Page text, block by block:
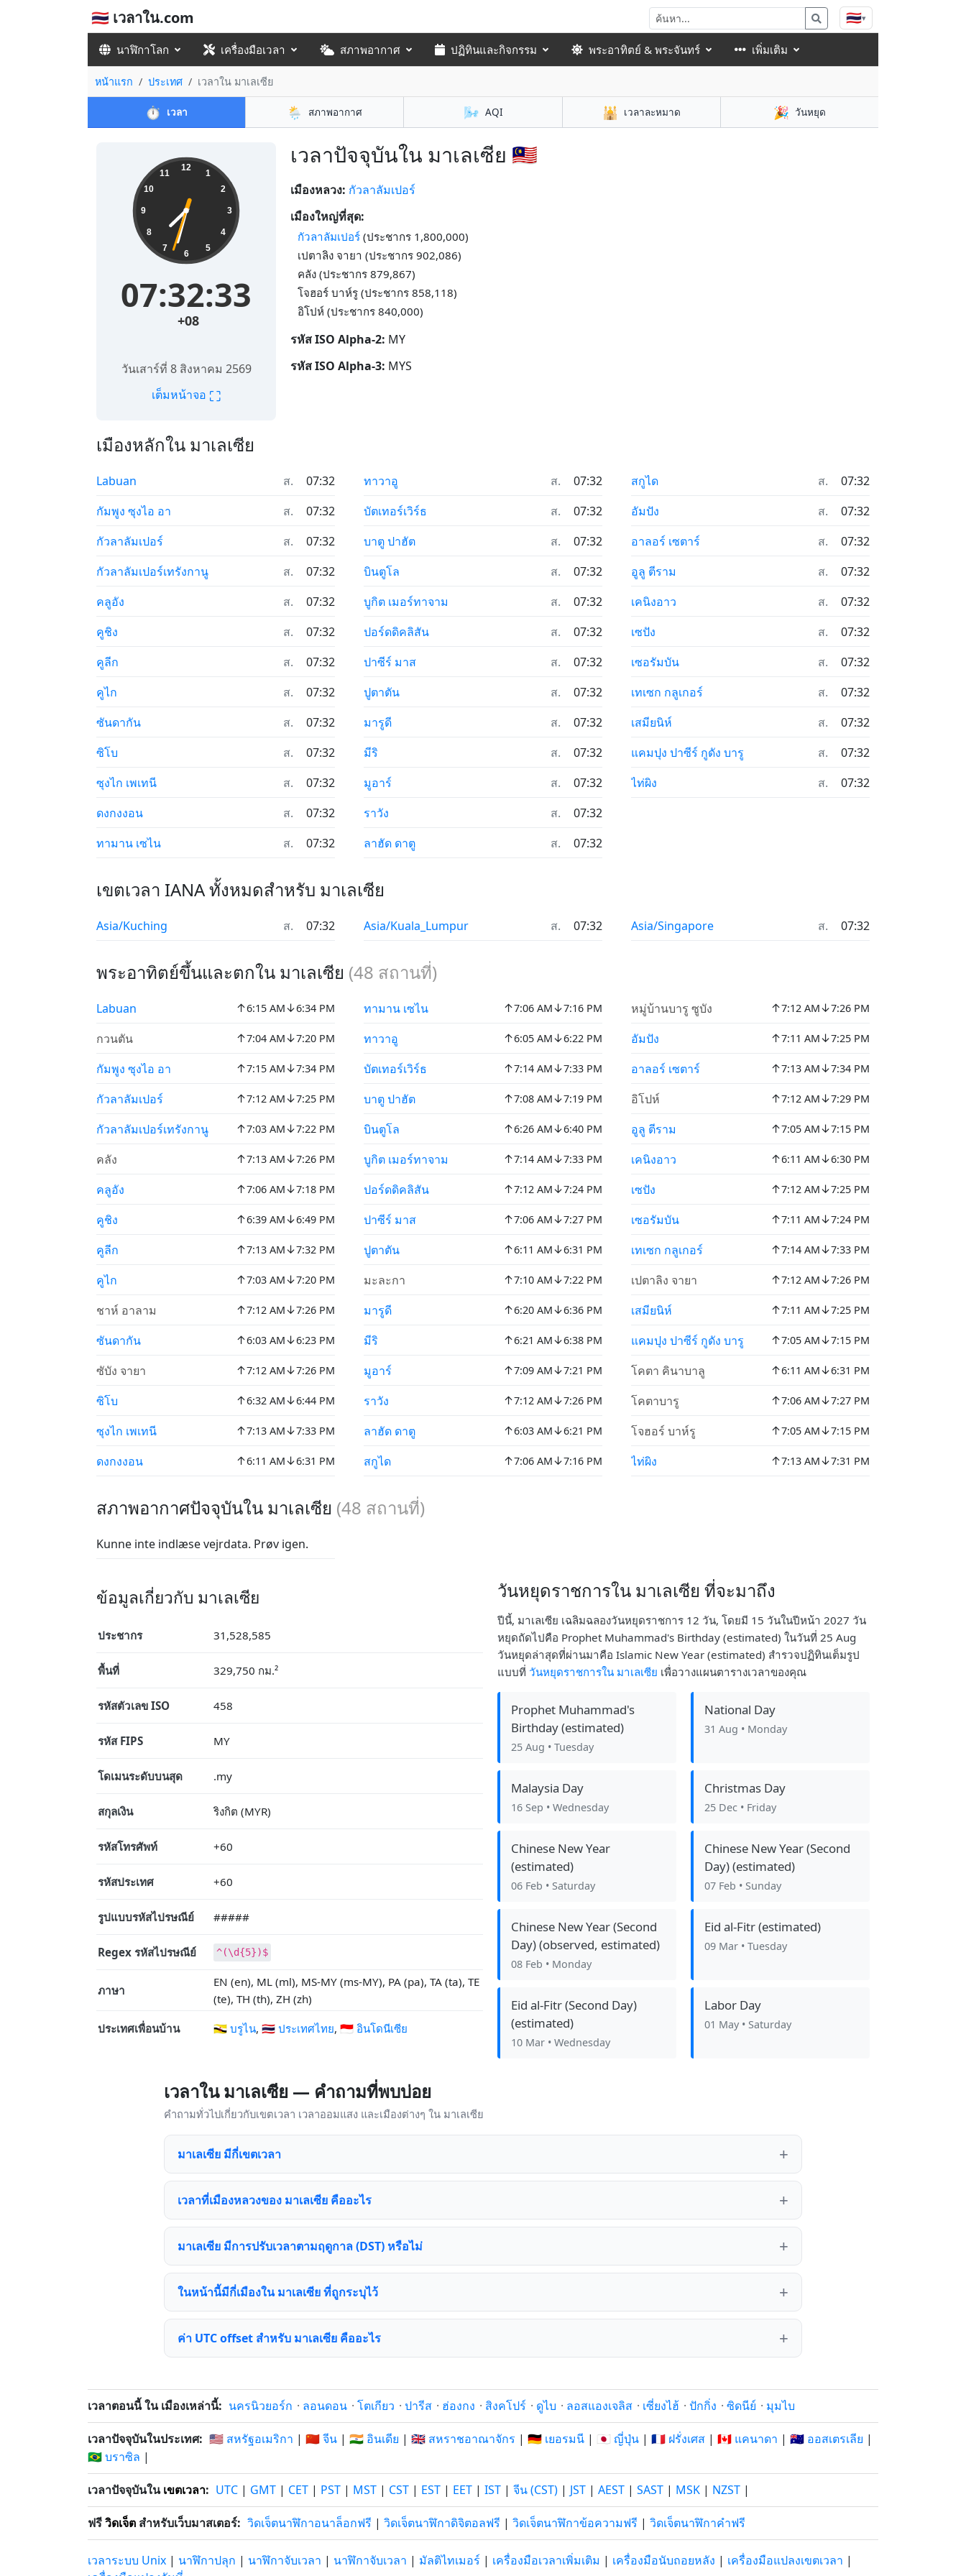
🇹🇭 เวลาใน.com 🇹🇭▾
นาฬิกาโลก เครื่องมือเวลา สภาพอากาศ ปฏิทินและกิจกรรม พระอาทิตย์ & พระจันทร์ เพิ่มเติม
หน้าแรก ประเทศ เวลาใน มาเลเซีย
⏱️ เวลา 🌦️ สภาพอากาศ 🌬️ AQI 🕌 เวลาละหมาด 🎉 วันหยุด
เวลาปัจจุบันใน มาเลเซีย 🇲🇾
12
1
2
3
4
5
6
7
8
9
10
11
07:32:33
+08
วันเสาร์ที่ 8 สิงหาคม 2569
เต็มหน้าจอ ⛶
เมืองหลวง: กัวลาลัมเปอร์
เมืองใหญ่ที่สุด:
กัวลาลัมเปอร์ (ประชากร 1,800,000)
เปตาลิง จายา (ประชากร 902,086)
คลัง (ประชากร 879,867)
โจฮอร์ บาห์รู (ประชากร 858,118)
อิโปห์ (ประชากร 840,000)
รหัส ISO Alpha-2: MY
รหัส ISO Alpha-3: MYS
เมืองหลักใน มาเลเซีย
Labuan ส.
07:32
กัมพูง ซุงไอ อา
ส.
07:32
กัวลาลัมเปอร์
ส.
07:32
กัวลาลัมเปอร์เทรังกานู
ส.
07:32
คลูอัง
ส.
07:32
คูชิง
ส.
07:32
คูลีก
ส.
07:32
คูไก
ส.
07:32
ซันดากัน
ส.
07:32
ซิโบ
ส.
07:32
ซุงไก เพเทนี
ส.
07:32
ดงกงงอน
ส.
07:32
ทามาน เซไน
ส. 07:32
ทาวาอู ส.
07:32
บัตเทอร์เวิร์ธ
ส.
07:32
บาตู ปาฮัต
ส.
07:32
บินตูโล
ส.
07:32
บูกิต เมอร์ทาจาม
ส.
07:32
ปอร์ดดิคลิสัน
ส.
07:32
ปาซีร์ มาส
ส.
07:32
ปูตาตัน
ส.
07:32
มารูดี
ส.
07:32
มีริ
ส.
07:32
มูอาร์
ส.
07:32
ราวัง
ส.
07:32
ลาฮัด ดาตู
ส. 07:32
สกูได ส.
07:32
อัมปัง
ส.
07:32
อาลอร์ เซตาร์
ส.
07:32
อูลู ตีราม
ส.
07:32
เคนิงอาว
ส.
07:32
เซปัง
ส.
07:32
เซอรัมบัน
ส.
07:32
เทเซก กลูเกอร์
ส.
07:32
เสมียนิห์
ส.
07:32
แคมปุง ปาซีร์ กูดัง บารู
ส.
07:32
ไท่ผิง
ส. 07:32
เขตเวลา IANA ทั้งหมดสำหรับ มาเลเซีย
Asia/Kuching ส. 07:32 Asia/Kuala_Lumpur ส. 07:32 Asia/Singapore ส. 07:32
พระอาทิตย์ขึ้นและตกใน มาเลเซีย (48 สถานที่)
Labuan ↑6:15 AM↓6:34 PM
กวนตัน ↑7:04 AM↓7:20 PM
กัมพูง ซุงไอ อา ↑7:15 AM↓7:34 PM
กัวลาลัมเปอร์ ↑7:12 AM↓7:25 PM
กัวลาลัมเปอร์เทรังกานู ↑7:03 AM↓7:22 PM
คลัง ↑7:13 AM↓7:26 PM
คลูอัง ↑7:06 AM↓7:18 PM
คูชิง ↑6:39 AM↓6:49 PM
คูลีก ↑7:13 AM↓7:32 PM
คูไก ↑7:03 AM↓7:20 PM
ชาห์ อาลาม ↑7:12 AM↓7:26 PM
ซันดากัน ↑6:03 AM↓6:23 PM
ซับัง จายา ↑7:12 AM↓7:26 PM
ซิโบ ↑6:32 AM↓6:44 PM
ซุงไก เพเทนี ↑7:13 AM↓7:33 PM
ดงกงงอน ↑6:11 AM↓6:31 PM
ทามาน เซไน ↑7:06 AM↓7:16 PM
ทาวาอู ↑6:05 AM↓6:22 PM
บัตเทอร์เวิร์ธ ↑7:14 AM↓7:33 PM
บาตู ปาฮัต ↑7:08 AM↓7:19 PM
บินตูโล ↑6:26 AM↓6:40 PM
บูกิต เมอร์ทาจาม ↑7:14 AM↓7:33 PM
ปอร์ดดิคลิสัน ↑7:12 AM↓7:24 PM
ปาซีร์ มาส ↑7:06 AM↓7:27 PM
ปูตาตัน ↑6:11 AM↓6:31 PM
มะละกา ↑7:10 AM↓7:22 PM
มารูดี ↑6:20 AM↓6:36 PM
มีริ ↑6:21 AM↓6:38 PM
มูอาร์ ↑7:09 AM↓7:21 PM
ราวัง ↑7:12 AM↓7:26 PM
ลาฮัด ดาตู ↑6:03 AM↓6:21 PM
สกูได ↑7:06 AM↓7:16 PM
หมู่บ้านบารู ซูบัง ↑7:12 AM↓7:26 PM
อัมปัง ↑7:11 AM↓7:25 PM
อาลอร์ เซตาร์ ↑7:13 AM↓7:34 PM
อิโปห์ ↑7:12 AM↓7:29 PM
อูลู ตีราม ↑7:05 AM↓7:15 PM
เคนิงอาว ↑6:11 AM↓6:30 PM
เซปัง ↑7:12 AM↓7:25 PM
เซอรัมบัน ↑7:11 AM↓7:24 PM
เทเซก กลูเกอร์ ↑7:14 AM↓7:33 PM
เปตาลิง จายา ↑7:12 AM↓7:26 PM
เสมียนิห์ ↑7:11 AM↓7:25 PM
แคมปุง ปาซีร์ กูดัง บารู ↑7:05 AM↓7:15 PM
โคตา คินาบาลู ↑6:11 AM↓6:31 PM
โคตาบารู ↑7:06 AM↓7:27 PM
โจฮอร์ บาห์รู ↑7:05 AM↓7:15 PM
ไท่ผิง ↑7:13 AM↓7:31 PM
สภาพอากาศปัจจุบันใน มาเลเซีย (48 สถานที่)
Kunne inte indlæse vejrdata. Prøv igen.
ข้อมูลเกี่ยวกับ มาเลเซีย
ประชากร 31,528,585
พื้นที่ 329,750 กม.²
รหัสตัวเลข ISO 458
รหัส FIPS MY
โดเมนระดับบนสุด .my
สกุลเงิน ริงกิต (MYR)
รหัสโทรศัพท์ +60
รหัสประเทศ +60
รูปแบบรหัสไปรษณีย์ #####
Regex รหัสไปรษณีย์ ^(\d{5})$
ภาษา
EN (en), ML (ml), MS-MY (ms-MY), PA (pa), TA (ta), TE
(te), TH (th), ZH (zh)
ประเทศเพื่อนบ้าน 🇧🇳 บรูไน, 🇹🇭 ประเทศไทย, 🇮🇩 อินโดนีเซีย
วันหยุดราชการใน มาเลเซีย ที่จะมาถึง
ปีนี้, มาเลเซีย เฉลิมฉลองวันหยุดราชการ 12 วัน, โดยมี 15 วันในปีหน้า 2027 วัน
หยุดถัดไปคือ Prophet Muhammad's Birthday (estimated) ในวันที่ 25 Aug
วันหยุดล่าสุดที่ผ่านมาคือ Islamic New Year (estimated) สำรวจปฏิทินเต็มรูป
แบบที่ วันหยุดราชการใน มาเลเซีย เพื่อวางแผนตารางเวลาของคุณ
Prophet Muhammad's
Birthday (estimated)
25 Aug • Tuesday
National Day
31 Aug • Monday
Malaysia Day
16 Sep • Wednesday
Christmas Day
25 Dec • Friday
Chinese New Year
(estimated)
06 Feb • Saturday
Chinese New Year (Second
Day) (estimated)
07 Feb • Sunday
Chinese New Year (Second
Day) (observed, estimated)
08 Feb • Monday
Eid al-Fitr (estimated)
09 Mar • Tuesday
Eid al-Fitr (Second Day)
(estimated)
10 Mar • Wednesday
Labor Day
01 May • Saturday
เวลาใน มาเลเซีย — คำถามที่พบบ่อย
คำถามทั่วไปเกี่ยวกับเขตเวลา เวลาออมแสง และเมืองต่างๆ ใน มาเลเซีย
มาเลเซีย มีกี่เขตเวลา
เวลาที่เมืองหลวงของ มาเลเซีย คืออะไร
มาเลเซีย มีการปรับเวลาตามฤดูกาล (DST) หรือไม่
ในหน้านี้มีกี่เมืองใน มาเลเซีย ที่ถูกระบุไว้
ค่า UTC offset สำหรับ มาเลเซีย คืออะไร
เวลาตอนนี้ ใน เมืองเหล่านี้: นครนิวยอร์ก · ลอนดอน · โตเกียว · ปารีส · ฮ่องกง · สิงคโปร์ · ดูไบ · ลอสแองเจลิส · เซี่ยงไฮ้ · ปักกิ่ง · ซิดนีย์ · มุมไบ
เวลาปัจจุบันในประเทศ: 🇺🇸 สหรัฐอเมริกา | 🇨🇳 จีน | 🇮🇳 อินเดีย | 🇬🇧 สหราชอาณาจักร | 🇩🇪 เยอรมนี | 🇯🇵 ญี่ปุ่น | 🇫🇷 ฝรั่งเศส | 🇨🇦 แคนาดา | 🇦🇺 ออสเตรเลีย |
🇧🇷 บราซิล |
เวลาปัจจุบันในเขตเวลา: UTC | GMT | CET | PST | MST | CST | EST | EET | IST | จีน (CST) | JST | AEST | SAST | MSK | NZST |
ฟรีวิดเจ็ต สำหรับเว็บมาสเตอร์: วิดเจ็ตนาฬิกาอนาล็อกฟรี | วิดเจ็ตนาฬิกาดิจิตอลฟรี | วิดเจ็ตนาฬิกาข้อความฟรี | วิดเจ็ตนาฬิกาคำฟรี
เวลาระบบ Unix | นาฬิกาปลุก | นาฬิกาจับเวลา | นาฬิกาจับเวลา | มัลติไทเมอร์ | เครื่องมือเวลาเพิ่มเติม | เครื่องมือนับถอยหลัง | เครื่องมือแปลงเขตเวลา |